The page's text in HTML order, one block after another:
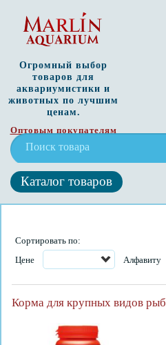
Огромный выбор
товаров для
аквариумистики и
животных по лучшим
ценам.
Оптовым покупателям
Каталог товаров
Сортировать по:
Цене
Алфавиту
Корма для крупных видов рыб